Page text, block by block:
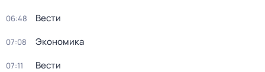
06:48 Вести
07:08 Экономика
07:11 Вести